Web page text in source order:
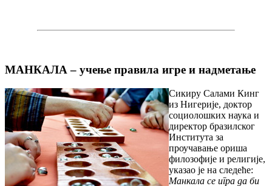
МАНКАЛА – учење правила игре и надметање
Сикиру Салами Кинг
из Нигерије, доктор
социолошких наука и
директор бразилског
Института за
проучавање ориша
филозофије и религије,
указао је на следеће:
Манкала се игра да би